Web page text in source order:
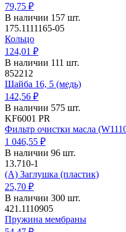
79,75 ₽
В наличии 157 шт.
175.1111165-05
Кольцо
124,01 ₽
В наличии 111 шт.
852212
Шайба 16, 5 (медь)
142,56 ₽
В наличии 575 шт.
KF6001 PR
Фильтр очистки масла
1 046,55 ₽
В наличии 96 шт.
13.710-1
(А) Заглушка (пластик)
25,70 ₽
В наличии 300 шт.
421.1110905
Пружина мембраны